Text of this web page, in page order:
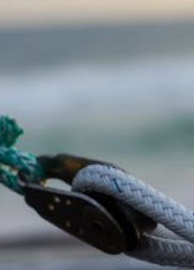
Android sur votre